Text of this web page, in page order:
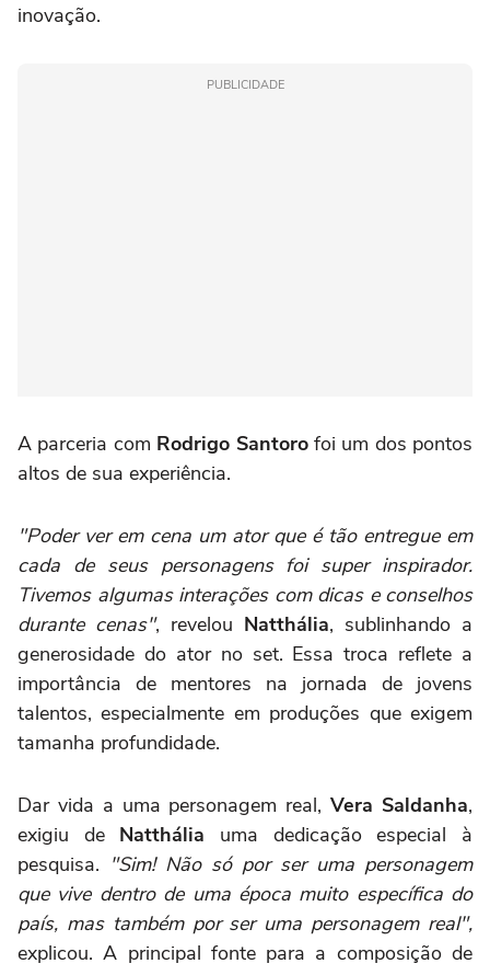
inovação.
PUBLICIDADE
A parceria com Rodrigo Santorofoi um dos pontos
altos de sua experiência.
"Poder ver em cena um ator que é tão entregue em
cada de seus personagens foi super inspirador.
Tivemos algumas interações com dicas e conselhos
durante cenas", revelou Natthália, sublinhando a
generosidade do ator no set. Essa troca reflete a
importância de mentores na jornada de jovens
talentos, especialmente em produções que exigem
tamanha profundidade.
Dar vida a uma personagem real,Vera Saldanha,
exigiu de Natthália uma dedicação especial à
pesquisa. "Sim! Não só por ser uma personagem
que vive dentro de uma época muito específica do
país, mas também por ser uma personagem real",
explicou. A principal fonte para a composição de